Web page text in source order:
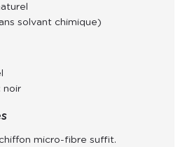
solvant chimique)
noir
micro-fibre suffit.